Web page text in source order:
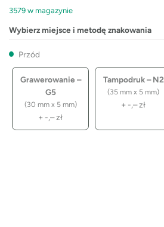
3579 w magazynie
Wybierz miejsce i metodę znakowania
Przód
Grawerowanie –
G5
(30 mm x 5 mm)
+ -,–zł
Tampodruk – N2
(35 mm x 5 mm)
+ -,–zł